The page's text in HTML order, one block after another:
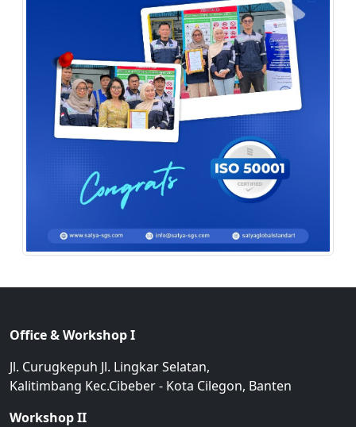
Office & Workshop I
Jl. Curugkepuh Jl. Lingkar Selatan,
Kalitimbang Kec.Cibeber - Kota Cilegon, Banten
Workshop II